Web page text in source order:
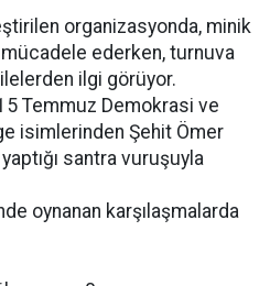
organizasyonda, minik
ederken, turnuva
ilgi görüyor.
Temmuz Demokrasi ve
isimlerinden Şehit Ömer
santra vuruşuyla
oynanan karşılaşmalarda